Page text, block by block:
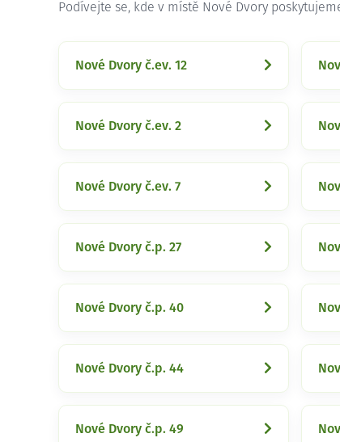
Podívejte se, kde v místě Nové Dvory
Nové Dvory č.ev. 12
Nové Dvory č.ev. 2
Nové Dvory č.ev. 7
Nové Dvory č.p. 27
Nové Dvory č.p. 40
Nové Dvory č.p. 44
Nové Dvory č.p. 49